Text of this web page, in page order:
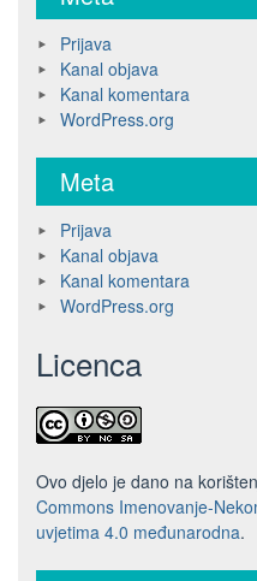
Prijava
Kanal objava
Kanal komentara
WordPress.org
Meta
Prijava
Kanal objava
Kanal komentara
WordPress.org
Licenca
Ovo djelo je dano na
Commons Imenovanje-
uvjetima 4.0 međunarodna.